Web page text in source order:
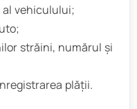
vehiculului;
străini, numărul și
plății.